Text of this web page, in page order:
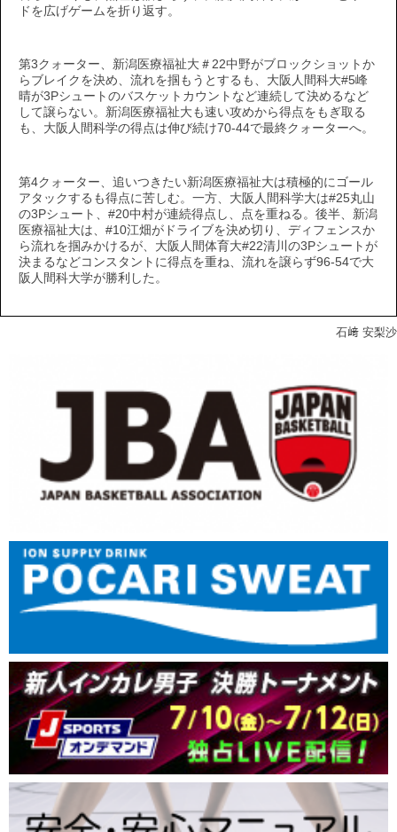
ドを広げゲームを折り返す。
第3クォーター、新潟医療福祉大＃22中野がブロックショットか
らブレイクを決め、流れを掴もうとするも、大阪人間科大#5峰
晴が3Pシュートのバスケットカウントなど連続して決めるなど
して譲らない。新潟医療福祉大も速い攻めから得点をもぎ取る
も、大阪人間科学の得点は伸び続け70-44で最終クォーターへ。
第4クォーター、追いつきたい新潟医療福祉大は積極的にゴール
アタックするも得点に苦しむ。一方、大阪人間科学大は#25丸山
の3Pシュート、#20中村が連続得点し、点を重ねる。後半、新潟
医療福祉大は、#10江畑がドライブを決め切り、ディフェンスか
ら流れを掴みかけるが、大阪人間体育大#22清川の3Pシュートが
決まるなどコンスタントに得点を重ね、流れを譲らず96-54で大
阪人間科大学が勝利した。
石﨑 安梨沙